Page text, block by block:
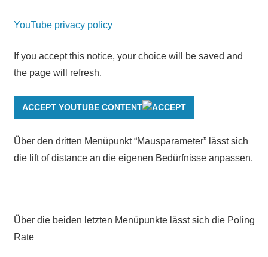
YouTube privacy policy
If you accept this notice, your choice will be saved and
the page will refresh.
ACCEPT YOUTUBE CONTENT
Über den dritten Menüpunkt “Mausparameter” lässt sich
die lift of distance an die eigenen Bedürfnisse anpassen.
Über die beiden letzten Menüpunkte lässt sich die Poling
Rate